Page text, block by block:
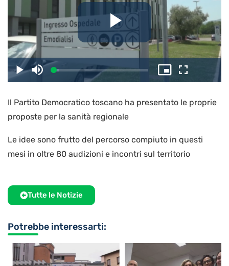
il
video
PlayDisattiva
l’audio
Caricato:
5.36%
Picture-
in-
Schermo
intero
Il Partito Democratico toscano ha presentato le proprie
proposte per la sanità regionale
Le idee sono frutto del percorso compiuto in questi
mesi in oltre 80 audizioni e incontri sul territorio
Tutte le Notizie
Potrebbe interessarti: